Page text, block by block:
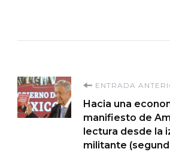
Navegación
de
entradas
ENTRADA
Hacia una
manifiesto de
lectura desde la
militante